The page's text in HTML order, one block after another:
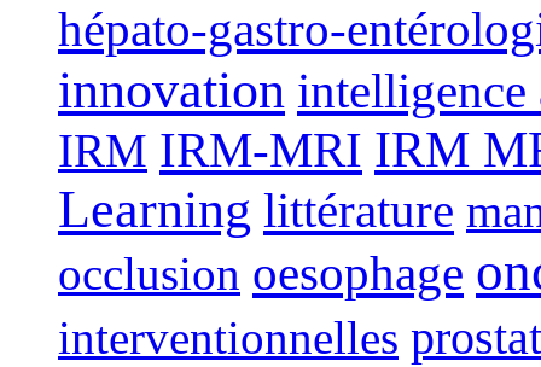
hépato-gastro-
innovation
IRM IRM-MRI IRM
Learning littérature
occlusion oesophage
interventionnelles